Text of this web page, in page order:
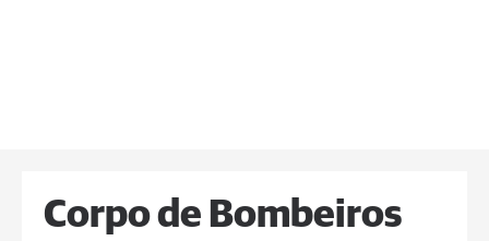
Corpo de Bombeiros